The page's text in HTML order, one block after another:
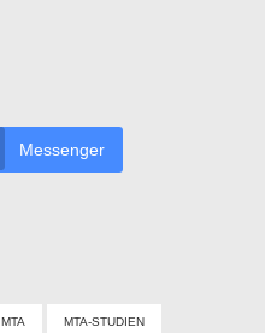
Messenger
MTA MTA-STUDIEN